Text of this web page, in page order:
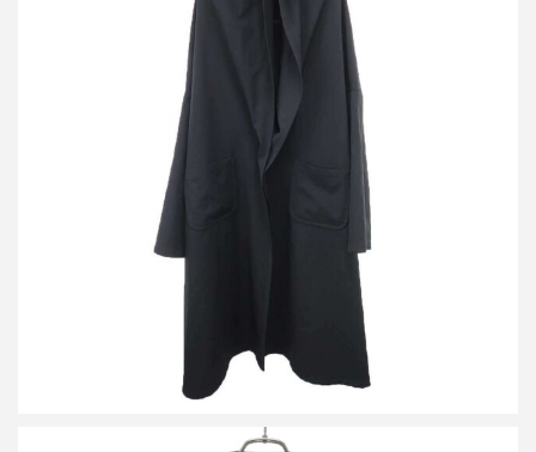
ヨウジヤマモト プリュスノアール 18AW ウールギャバジン ビッ
グコート
買取金額24,000円